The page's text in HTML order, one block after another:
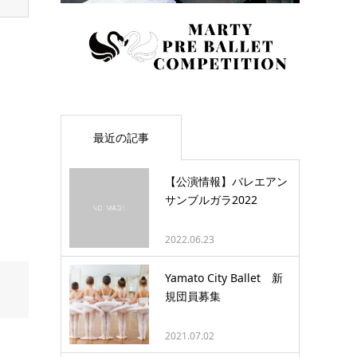
最近の記事
【公演情報】バレエアン
サンブルガラ2022
2022.06.23
Yamato City Ballet 新
規団員募集
2021.07.02